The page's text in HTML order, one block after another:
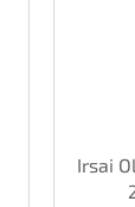
Irsai